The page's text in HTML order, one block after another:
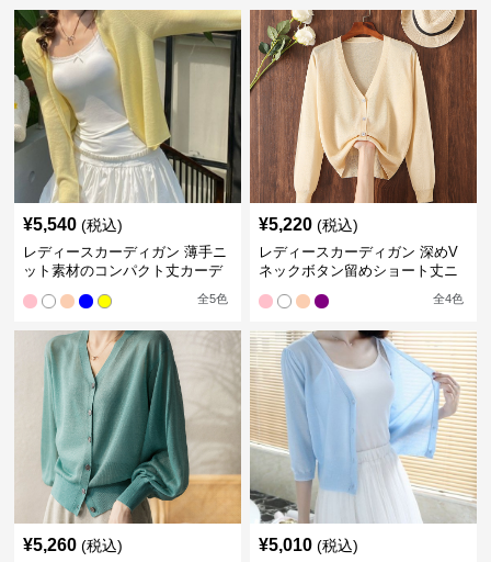
¥5,540 (税込)
レディースカーディガン 薄手ニ
ット素材のコンパクト丈カーデ
全5色
¥5,220 (税込)
レディースカーディガン 深めV
ネックボタン留めショート丈ニ
全4色
¥5,260 (税込) ¥5,010 (税込)